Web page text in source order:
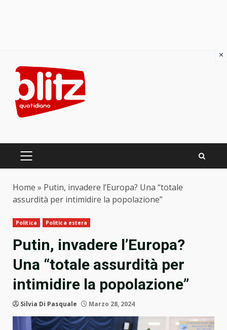
content
PRIMARY
Home » Putin, invadere l’Europa? Una “totale
assurdità per intimidire la popolazione”
Politica Politica estera
Putin, invadere l’Europa?
Una “totale assurdità per
intimidire la popolazione”
Silvia Di Pasquale Marzo 28, 2024
×